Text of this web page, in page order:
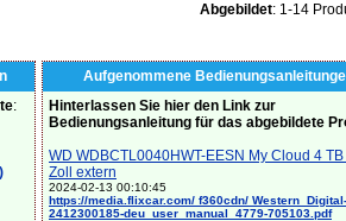
Abgebildet: 1-14
:
Aufgenommene
Hinterlassen Sie hier den Link zur
Bedienungsanleitung für das abgebildete
WD WDBCTL0040HWT-EESN My Cloud 4
Zoll extern
2024-02-13 00:10:45
https://media.flixcar.com/ f360cdn/ Western_Digital-
2412300185-deu_user_manual_4779-705103.pdf